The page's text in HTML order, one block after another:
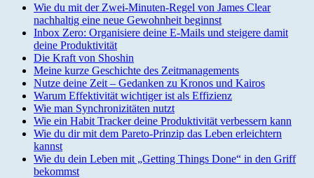
Wie du mit der Zwei-Minuten-Regel von James Clear
nachhaltig eine neue Gewohnheit beginnst
Inbox Zero: Organisiere deine E-Mails und steigere damit
deine Produktivität
Die Kraft von Shoshin
Meine kurze Geschichte des Zeitmanagements
Nutze deine Zeit – Gedanken zu Kronos und Kairos
Warum Effektivität wichtiger ist als Effizienz
Wie man Synchronizitäten nutzt
Wie ein Habit Tracker deine Produktivität verbessern kann
Wie du dir mit dem Pareto-Prinzip das Leben erleichtern
kannst
Wie du dein Leben mit „Getting Things Done“ in den Griff
bekommst